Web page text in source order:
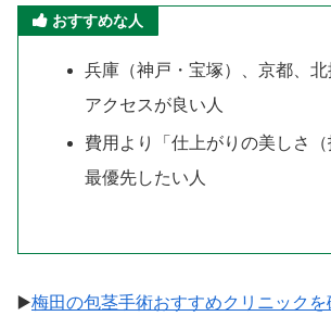
おすすめな人
兵庫（神戸・宝塚）、京都、北
アクセスが良い人
費用より「仕上がりの美しさ
最優先したい人
▶️梅田の包茎手術おすすめクリニックを